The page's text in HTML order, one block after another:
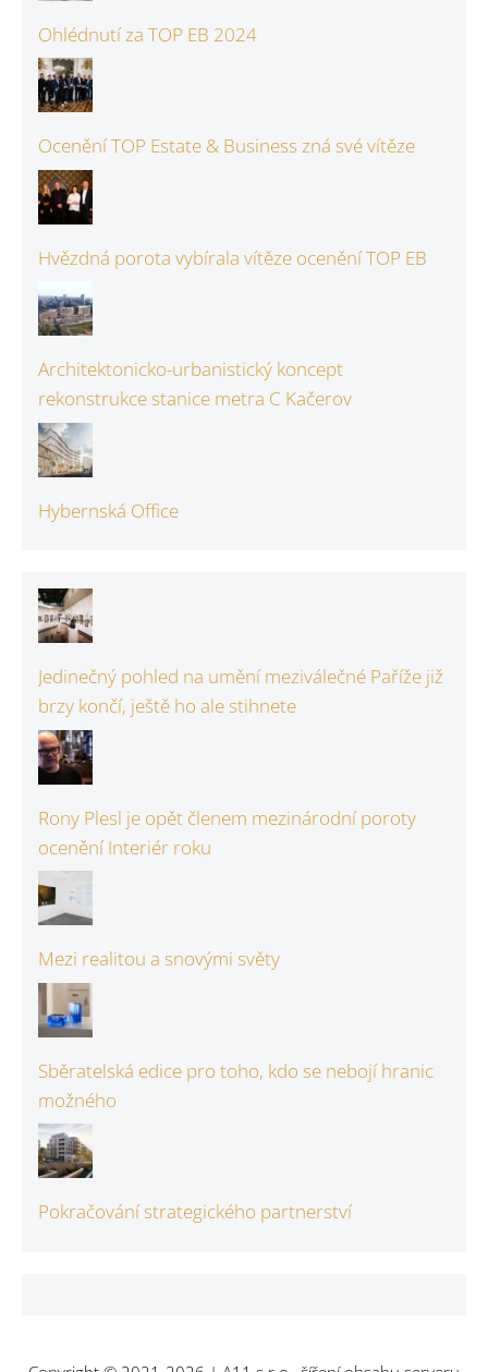
Ohlédnutí za TOP EB 2024
Ocenění TOP Estate & Business zná své vítěze
Hvězdná porota vybírala vítěze ocenění TOP EB
Architektonicko-urbanistický koncept
rekonstrukce stanice metra C Kačerov
Hybernská Office
Jedinečný pohled na umění meziválečné Paříže již
brzy končí, ještě ho ale stihnete
Rony Plesl je opět členem mezinárodní poroty
ocenění Interiér roku
Mezi realitou a snovými světy
Sběratelská edice pro toho, kdo se nebojí hranic
možného
Pokračování strategického partnerství